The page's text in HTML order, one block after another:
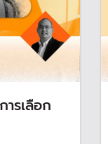
รเลือก